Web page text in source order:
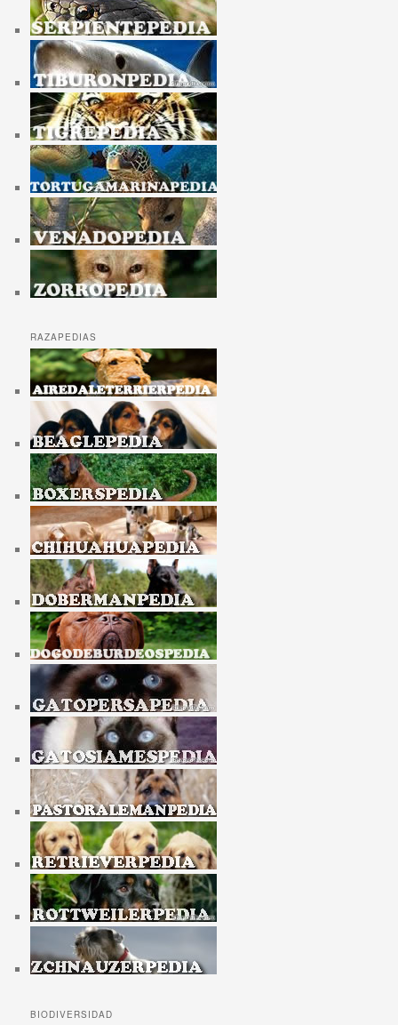
RAZAPEDIAS
BIODIVERSIDAD